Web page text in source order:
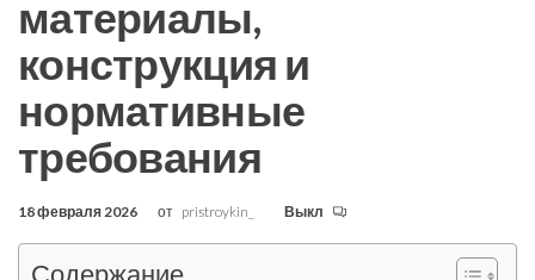
материалы,
конструкция и
нормативные
требования
18 февраля 2026 от pristroykin_ Выкл